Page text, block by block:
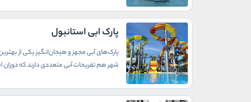
پارک ابی استانبول
پارک‌های آبی مجهز و هیجان‌انگیز یکی از
شهر هم تفریحات آبی متعددی دارند که دوران